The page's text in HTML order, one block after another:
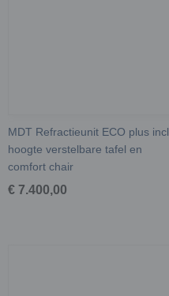
MDT Refractieunit ECO plus incl
hoogte verstelbare tafel en
comfort chair
€ 7.400,00